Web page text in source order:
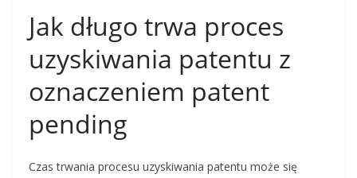
Jak długo trwa proces
uzyskiwania patentu z
oznaczeniem patent
pending
Czas trwania procesu uzyskiwania patentu może się